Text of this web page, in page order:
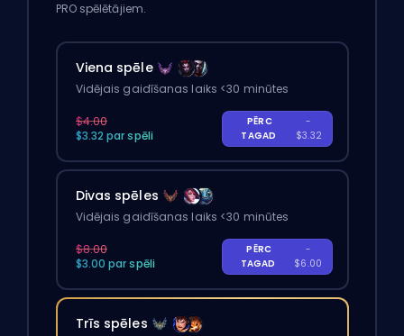
PRO spēlētājiem.
Viena spēle
Vidējais gaidīšanas laiks <30 minūtes
$4.00
$3.32 par spēli
PĒRC
TAGAD
-
$3.32
Divas spēles
Vidējais gaidīšanas laiks <30 minūtes
$8.00
$3.00 par spēli
PĒRC
TAGAD
-
$6.00
Trīs spēles